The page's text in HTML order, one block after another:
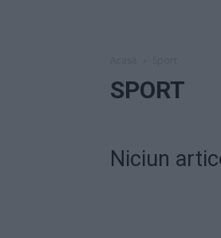
SPORT
Niciun